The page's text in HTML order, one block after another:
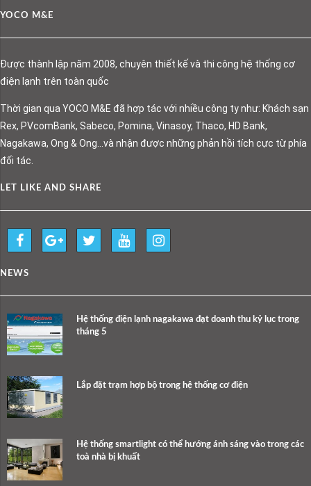
YOCO M&E
Được thành lập năm 2008, chuyên thiết kế và thi công hệ thống cơ
điện lạnh trên toàn quốc
Thời gian qua YOCO M&E đã hợp tác với nhiều công ty như: Khách sạn
Rex, PVcomBank, Sabeco, Pomina, Vinasoy, Thaco, HD Bank,
Nagakawa, Ong & Ong…và nhận được những phản hồi tích cực từ phía
đối tác.
LET LIKE AND SHARE
NEWS
Hệ thống điện lạnh nagakawa đạt doanh thu kỷ lục trong
tháng 5
Lắp đặt trạm hợp bộ trong hệ thống cơ điện
Hệ thống smartlight có thể hướng ánh sáng vào trong các
toà nhà bị khuất